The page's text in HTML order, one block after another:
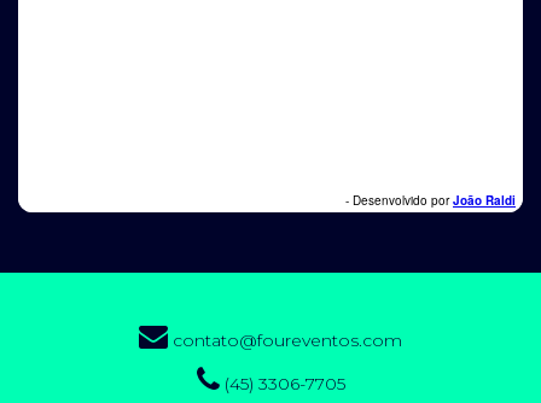
contato@foureventos.com
(45) 3306-7705